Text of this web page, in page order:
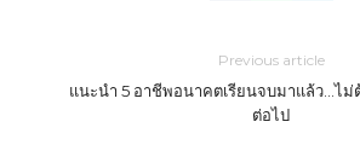
Previous article
แนะนำ 5 อาชีพอนาคตเรียนจบมาแล้ว…ไม่
ต่อไป